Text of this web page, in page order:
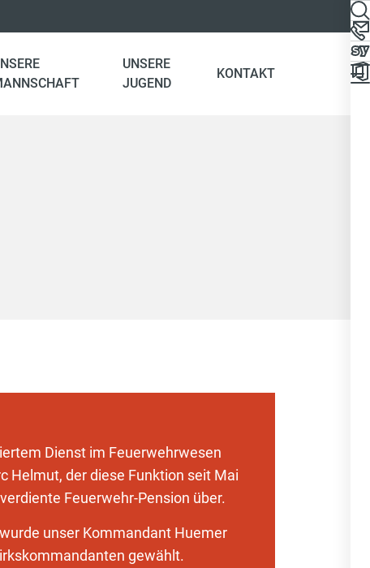
UNSERE
JUGEND
KONTAKT
Dienst im Feuerwehrwesen
Helmut, der diese Funktion seit Mai
Feuerwehr-Pension über.
unser Kommandant Huemer
gewählt.